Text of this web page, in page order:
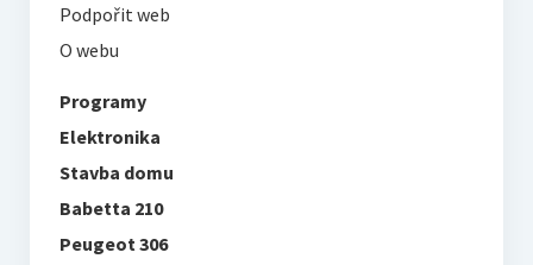
Podpořit web
O webu
Programy
Elektronika
Stavba domu
Babetta 210
Peugeot 306